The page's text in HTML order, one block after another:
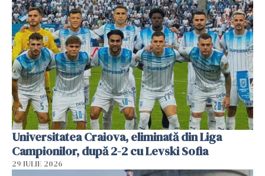
Universitatea Craiova, eliminată din Liga
Campionilor, după 2-2 cu Levski Sofia
29 IULIE 2026